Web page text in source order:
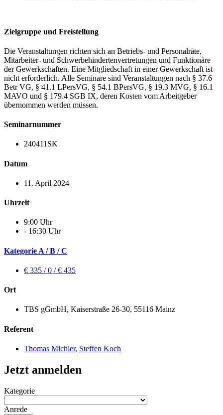
Zielgruppe und Freistellung
Die Veranstaltungen richten sich an Betriebs- und Personalräte,
Mitarbeiter- und Schwerbehindertenvertretungen und Funktionäre
der Gewerkschaften. Eine Mitgliedschaft in einer Gewerkschaft ist
nicht erforderlich. Alle Seminare sind Veranstaltungen nach § 37.6
Betr VG, § 41.1 LPersVG, § 54.1 BPersVG, § 19.3 MVG, § 16.1
MAVO und § 179.4 SGB IX, deren Kosten vom Arbeitgeber
übernommen werden müssen.
Seminarnummer
240411SK
Datum
11. April 2024
Uhrzeit
9:00 Uhr
- 16:30 Uhr
Kategorie A / B / C
€ 335 / 0 / € 435
Ort
TBS gGmbH, Kaiserstraße 26-30, 55116 Mainz
Referent
Thomas Michler, Steffen Koch
Jetzt anmelden
Kategorie
Anrede